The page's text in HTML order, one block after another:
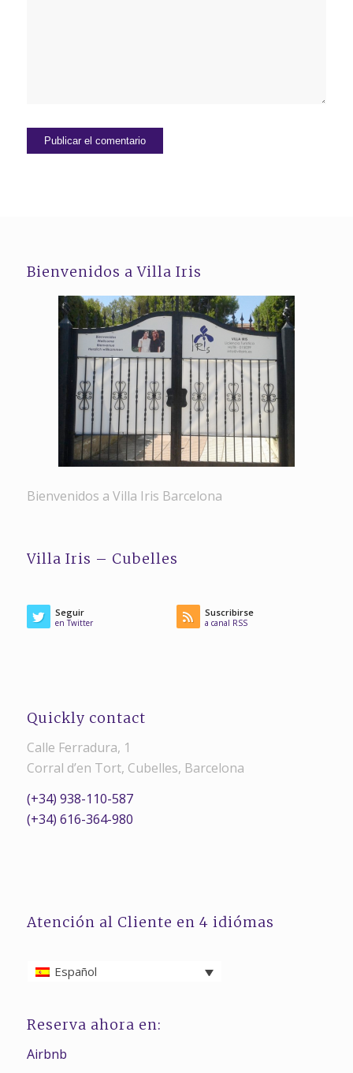
Bienvenidos a Villa Iris
Bienvenidos a Villa Iris Barcelona
Villa Iris – Cubelles
Seguir
en Twitter
Suscribirse
a canal RSS
Quickly contact
Calle Ferradura, 1
Corral d’en Tort, Cubelles, Barcelona
(+34) 938-110-587
(+34) 616-364-980
Atención al Cliente en 4 idiómas
Español
Reserva ahora en:
Airbnb